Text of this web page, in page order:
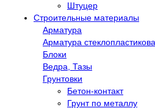
Штуцер
Строительные материалы
Арматура
Арматура
Блоки
Ведра, Тазы
Грунтовки
Бетон-контакт
Грунт по металлу